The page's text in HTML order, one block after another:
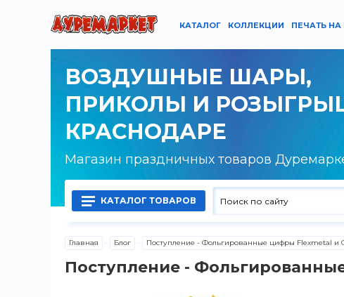
КАТАЛОГ КОЛЛЕКЦИИ ПЕЧАТЬ
ВОЗДУШНЫЕ ШАРЫ,
ПРИКОЛЫ И
КРАСНОДАРЕ
Магазин праздничных товаров
КАТАЛОГ ТОВАРОВ
Воздушные шары латексные
Главная Блог Поступление - Фольгированные цифры Flexmetal и
Поступление -